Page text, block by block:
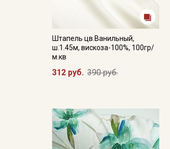
Штапель цв.Ванильный,
ш.1.45м, вискоза-100%, 100гр/
м.кв
312 руб. 390 руб.